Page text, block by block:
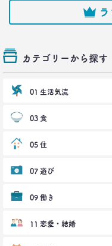
40代おじさんの
救いの言葉を住
幸福度は最下位
「定年前の3つの
–日経クロスト
2021.10.12
40代おじさんに
奥田民生も自信
–日経クロスト
生活総研 上席研究員/
前沢 裕文
ラ
カテゴリーから探す
01 生活気流
03 食
05 住
07 遊び
09 働き
11 恋愛・結婚